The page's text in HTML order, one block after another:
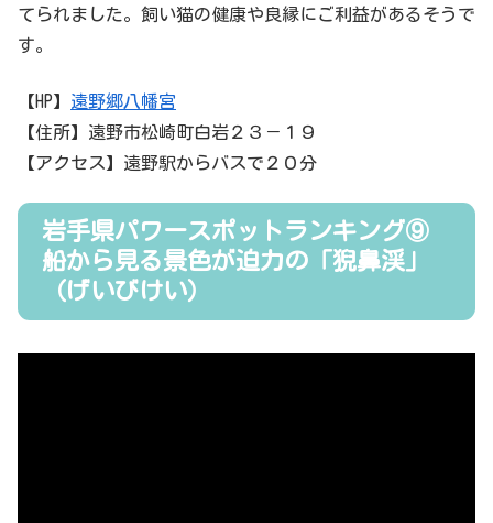
てられました。飼い猫の健康や良縁にご利益があるそうで
す。
【HP】 遠野郷八幡宮
【住所】遠野市松崎町白岩２３－１９
【アクセス】遠野駅からバスで２０分
岩手県パワースポットランキング⑨
船から見る景色が迫力の「猊鼻渓」
（げいびけい）